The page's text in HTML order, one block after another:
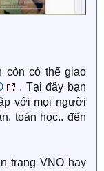
còn có thể giao
. Tại đây bạn
với mọi người
toán học.. đến
trang VNO hay